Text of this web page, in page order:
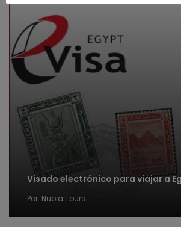
Visado electrónico para viajar a
Por Nubia Tours